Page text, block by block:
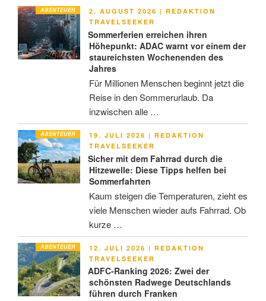
ABENTEUER
VERÖFFENTLICHT
AM
2. AUGUST 2026 | REDAKTION
TRAVELSEEKER
Sommerferien erreichen ihren
Höhepunkt: ADAC warnt vor einem der
staureichsten Wochenenden des
Jahres
Für Millionen Menschen beginnt jetzt die
Reise in den Sommerurlaub. Da
inzwischen alle …
ABENTEUER
VERÖFFENTLICHT
AM
19. JULI 2026 | REDAKTION
TRAVELSEEKER
Sicher mit dem Fahrrad durch die
Hitzewelle: Diese Tipps helfen bei
Sommerfahrten
Kaum steigen die Temperaturen, zieht es
viele Menschen wieder aufs Fahrrad. Ob
kurze …
ABENTEUER
VERÖFFENTLICHT
AM
12. JULI 2026 | REDAKTION
TRAVELSEEKER
ADFC-Ranking 2026: Zwei der
schönsten Radwege Deutschlands
führen durch Franken